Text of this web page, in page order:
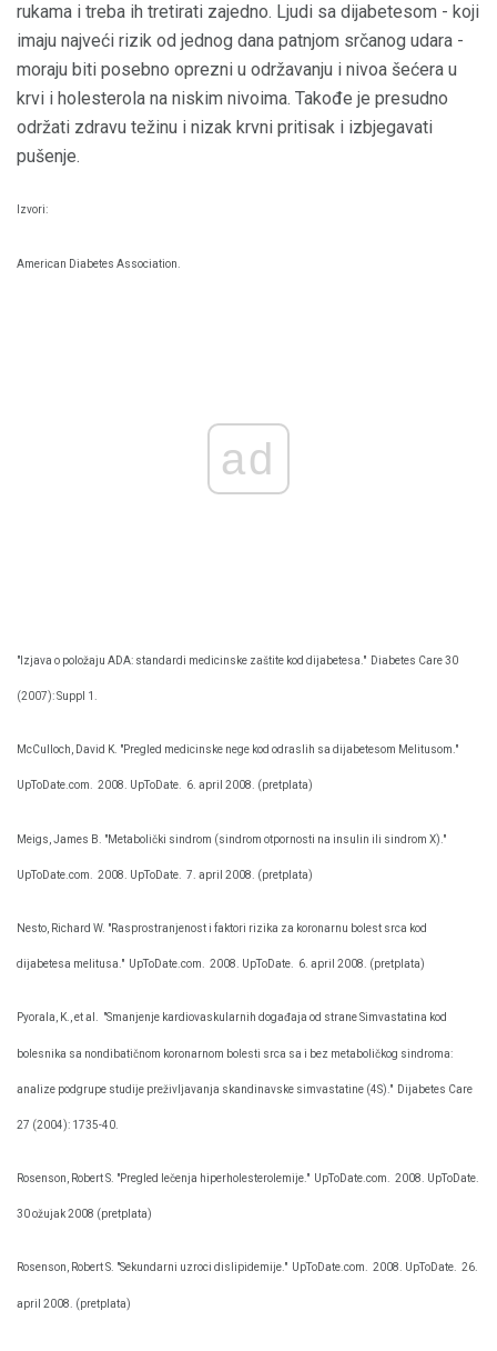
rukama i treba ih tretirati zajedno. Ljudi sa dijabetesom - koji
imaju najveći rizik od jednog dana patnjom srčanog udara -
moraju biti posebno oprezni u održavanju i nivoa šećera u
krvi i holesterola na niskim nivoima. Takođe je presudno
održati zdravu težinu i nizak krvni pritisak i izbjegavati
pušenje.
Izvori:
American Diabetes Association.
ad
"Izjava o položaju ADA: standardi medicinske zaštite kod dijabetesa." Diabetes Care 30
(2007): Suppl 1.
McCulloch, David K. "Pregled medicinske nege kod odraslih sa dijabetesom Melitusom."
UpToDate.com. 2008. UpToDate. 6. april 2008. (pretplata)
Meigs, James B. "Metabolički sindrom (sindrom otpornosti na insulin ili sindrom X)."
UpToDate.com. 2008. UpToDate. 7. april 2008. (pretplata)
Nesto, Richard W. "Rasprostranjenost i faktori rizika za koronarnu bolest srca kod
dijabetesa melitusa." UpToDate.com. 2008. UpToDate. 6. april 2008. (pretplata)
Pyorala, K., et al. "Smanjenje kardiovaskularnih događaja od strane Simvastatina kod
bolesnika sa nondibatičnom koronarnom bolesti srca sa i bez metaboličkog sindroma:
analize podgrupe studije preživljavanja skandinavske simvastatine (4S)." Dijabetes Care
27 (2004): 1735-40.
Rosenson, Robert S. "Pregled lečenja hiperholesterolemije." UpToDate.com. 2008. UpToDate.
30 ožujak 2008 (pretplata)
Rosenson, Robert S. "Sekundarni uzroci dislipidemije." UpToDate.com. 2008. UpToDate. 26.
april 2008. (pretplata)